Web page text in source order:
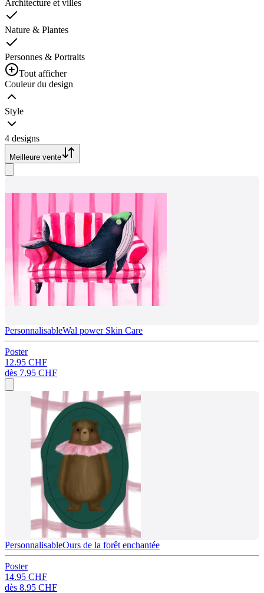
Architecture et villes
Nature & Plantes
Personnes & Portraits
Tout afficher
Couleur du design
Style
4 designs
Meilleure vente
PersonnalisableWal power Skin Care
Poster
12.95 CHF
dès 7.95 CHF
PersonnalisableOurs de la forêt enchantée
Poster
14.95 CHF
dès 8.95 CHF